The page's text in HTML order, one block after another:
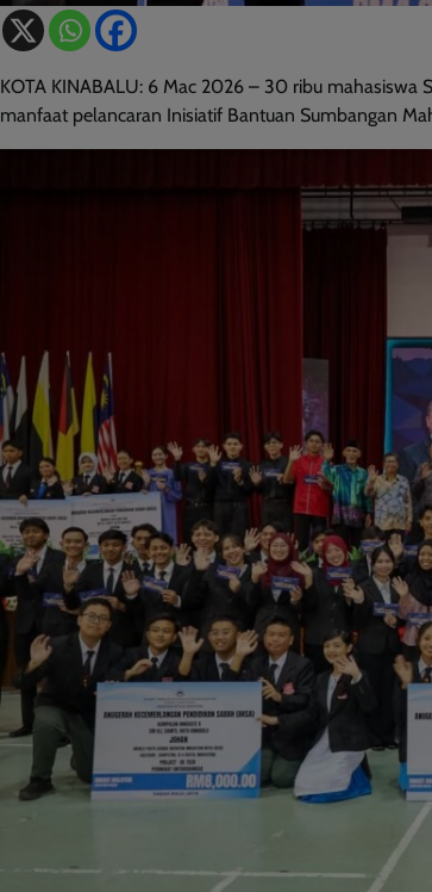
KOTA KINABALU: 6 Mac 2026 – 30 ribu mahasiswa
manfaat pelancaran Inisiatif Bantuan Sumbangan